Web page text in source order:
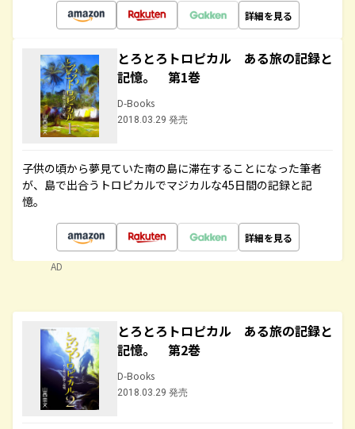
詳細を見る
とろとろトロピカル ある旅の記録と
記憶。 第1巻
D-Books
2018.03.29 発売
子供の頃から夢見ていた南の島に滞在することになった筆者
が、島で出合うトロピカルでマジカルな45日間の記録と記
憶。
詳細を見る
AD
とろとろトロピカル ある旅の記録と
記憶。 第2巻
D-Books
2018.03.29 発売